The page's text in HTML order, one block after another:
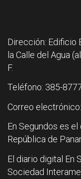
Dirección: Edificio
la Calle del Agua
F.
Teléfono: 385-
Correo
En Segundos es
República de
El diario digital En
Sociedad